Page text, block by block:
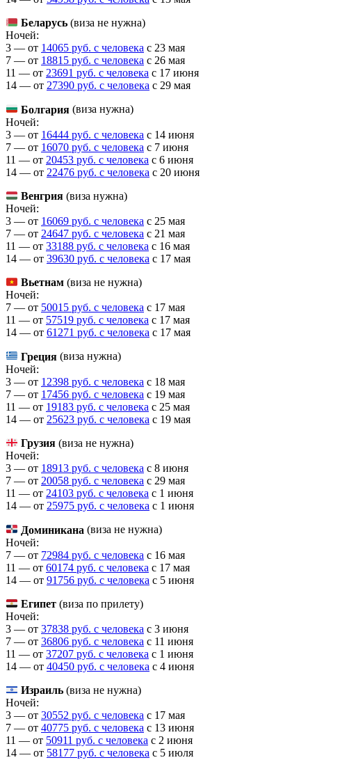
Беларусь (виза не нужна)
Ночей:
3 — от 14065 руб. с человека c 23 мая
7 — от 18815 руб. с человека c 26 мая
11 — от 23691 руб. с человека c 17 июня
14 — от 27390 руб. с человека c 29 мая
Болгария (виза нужна)
Ночей:
3 — от 16444 руб. с человека c 14 июня
7 — от 16070 руб. с человека c 7 июня
11 — от 20453 руб. с человека c 6 июня
14 — от 22476 руб. с человека c 20 июня
Венгрия (виза нужна)
Ночей:
3 — от 16069 руб. с человека c 25 мая
7 — от 24647 руб. с человека c 21 мая
11 — от 33188 руб. с человека c 16 мая
14 — от 39630 руб. с человека c 17 мая
Вьетнам (виза не нужна)
Ночей:
7 — от 50015 руб. с человека c 17 мая
11 — от 57519 руб. с человека c 17 мая
14 — от 61271 руб. с человека c 17 мая
Греция (виза нужна)
Ночей:
3 — от 12398 руб. с человека c 18 мая
7 — от 17456 руб. с человека c 19 мая
11 — от 19183 руб. с человека c 25 мая
14 — от 25623 руб. с человека c 19 мая
Грузия (виза не нужна)
Ночей:
3 — от 18913 руб. с человека c 8 июня
7 — от 20058 руб. с человека c 29 мая
11 — от 24103 руб. с человека c 1 июня
14 — от 25975 руб. с человека c 1 июня
Доминикана (виза не нужна)
Ночей:
7 — от 72984 руб. с человека c 16 мая
11 — от 60174 руб. с человека c 17 мая
14 — от 91756 руб. с человека c 5 июня
Египет (виза по прилету)
Ночей:
3 — от 37838 руб. с человека c 3 июня
7 — от 36806 руб. с человека c 11 июня
11 — от 37207 руб. с человека c 1 июня
14 — от 40450 руб. с человека c 4 июня
Израиль (виза не нужна)
Ночей:
3 — от 30552 руб. с человека c 17 мая
7 — от 40775 руб. с человека c 13 июня
11 — от 50911 руб. с человека c 2 июня
14 — от 58177 руб. с человека c 5 июля